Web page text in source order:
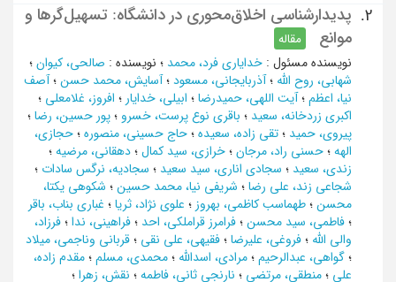
2.
پدیدارشناسی اخلاق‌محوری در دانشگاه: تسهیل‌گرها و
موانع
مقاله
نویسنده مسئول : خدایاری فرد، محمد ؛ نویسنده : صالحی، کیوان ؛
شهابی، روح الله ؛ آذربایجانی، مسعود ؛ آسایش، محمد حسن ؛ آصف
نیا، اعظم ؛ آیت اللهی، حمیدرضا ؛ ابیلی، خدایار ؛ افروز، غلامعلی ؛
اکبری زردخانه، سعید ؛ باقری نوع پرست، خسرو ؛ پور حسین، رضا ؛
پیروی، حمید ؛ تقی زاده، سعیده ؛ حاج حسینی، منصوره ؛ حجازی،
الهه ؛ حسنی راد، مرجان ؛ خرازی، سید کمال ؛ دهقانی، مرضیه ؛
زندی، سعید ؛ سجادی اناری، سید سعید ؛ سجادیه، نرگس سادات ؛
شجاعی زند، علی رضا ؛ شریفی نیا، محمد حسین ؛ شکوهی یکتا،
محسن ؛ طهماسب کاظمی، بهروز ؛ علوی نژاد، ثریا ؛ غباری بناب، باقر
؛ فاطمی، سید محسن ؛ فرامرز قراملکی، احد ؛ فراهینی، ندا ؛ فرزاد،
والی الله ؛ فروغی، علیرضا ؛ فقیهی، علی نقی ؛ قربانی وناجمی، میلاد
؛ گواهی، عبدالرحیم ؛ مرادی، اسدالله ؛ محمدی، مسلم ؛ مقدم زاده،
علی ؛ منطقی، مرتضی ؛ نارنجی ثانی، فاطمه ؛ نقش، زهرا ؛